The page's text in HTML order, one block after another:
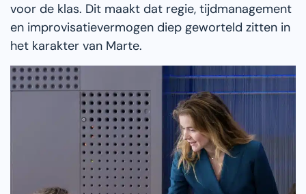
voor de klas. Dit maakt dat regie, tijdmanagement
en improvisatievermogen diep geworteld zitten in
het karakter van Marte.